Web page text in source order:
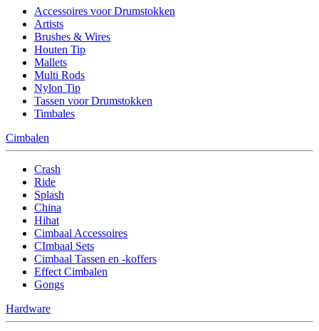
Accessoires voor Drumstokken
Artists
Brushes & Wires
Houten Tip
Mallets
Multi Rods
Nylon Tip
Tassen voor Drumstokken
Timbales
Cimbalen
Crash
Ride
Splash
China
Hihat
Cimbaal Accessoires
CImbaal Sets
Cimbaal Tassen en -koffers
Effect Cimbalen
Gongs
Hardware